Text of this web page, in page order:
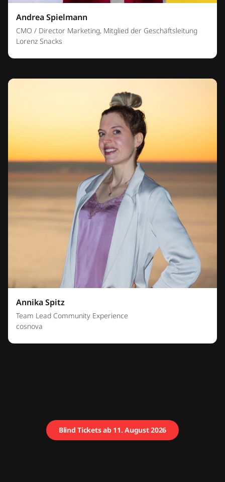
Andrea Spielmann
CMO / Director Marketing, Mitglied der Geschäftsleitung
Lorenz Snacks
Annika Spitz
Team Lead Community Experience
cosnova
Blind Tickets ab 11. August 2026